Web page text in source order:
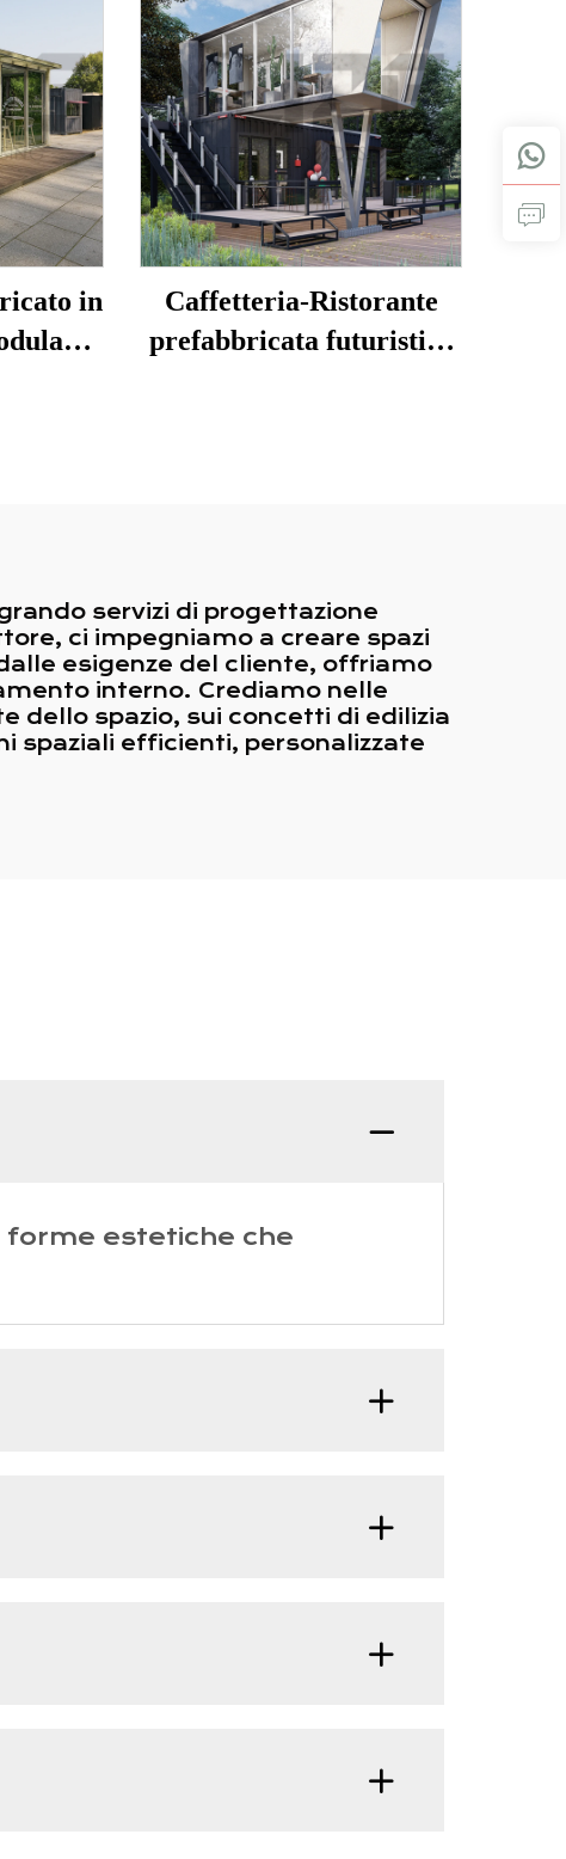
in
Caffetteria-Ristorante
prefabbricata futuristica
servizi di progettazione
ci impegniamo a creare spazi
esigenze del cliente, offriamo
interno. Crediamo nelle
dello spazio, sui concetti di edilizia
spaziali efficienti, personalizzate
estetiche che